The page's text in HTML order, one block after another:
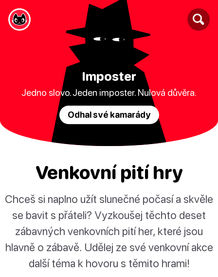
Imposter
Jedno slovo. Jeden imposter. Nulová důvěra.
Odhal své kamarády
Venkovní pití hry
Chceš si naplno užít slunečné počasí a skvěle
se bavit s přáteli? Vyzkoušej těchto deset
zábavných venkovních pití her, které jsou
hlavně o zábavě. Udělej ze své venkovní akce
další téma k hovoru s těmito hrami!